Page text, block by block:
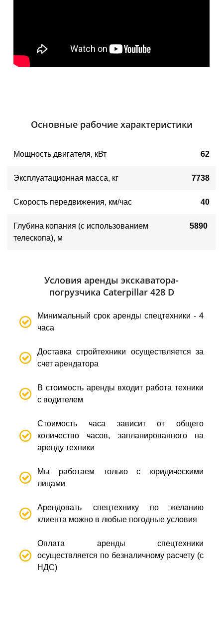
Основные рабочие характеристики
Мощность двигателя, кВт 62
Эксплуатационная масса, кг 7738
Скорость передвижения, км/час 40
Глубина копания (с использованием
телескопа), м
5890
Условия аренды экскаватора-
погрузчика Caterpillar 428 D
Минимальный срок аренды спецтехники - 4
часа
Доставка стройтехники осуществляется за
счет арендатора
В стоимость аренды входит работа техники
с водителем
Стоимость часа зависит от общего
количество часов, запланированного на
аренду техники
Мы работаем только с юридическими
лицами
Арендовать спецтехнику по желанию
клиента можно в любые погодные условия
Оплата аренды спецтехники
осуществляется по безналичному расчету (с
НДС)